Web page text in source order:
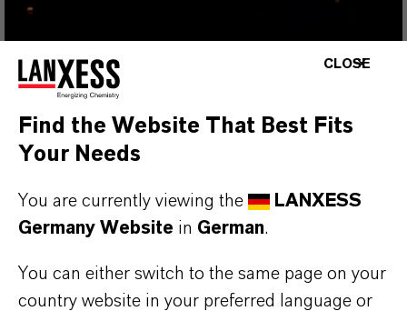
Produktneuheit
Macrolex® Orange HT
Löslicher Hightech-Farbstoff für ein
anspruchsvollen Kunststoffen
Ausgezeichnete Echtheitseigenschaften
Perfekt für Anwendungen mit hohen
technischen Anforderungen
CLOSE
Find the Website That Best Fits
Your Needs
You are currently viewing the
LANXESS
Germany Website in German.
You can either switch to the same page on your
country website in your preferred language or